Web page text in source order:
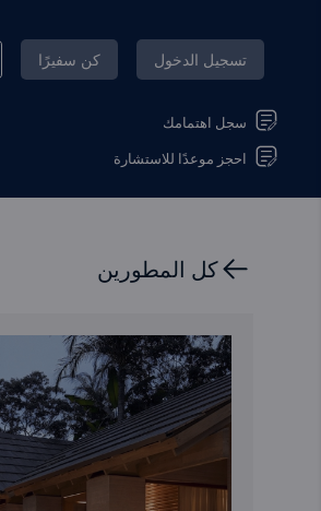
تسجيل الدخول كن سفيرًا
سجل اهتمامك
احجز موعدًا للاستشارة
كل المطورين